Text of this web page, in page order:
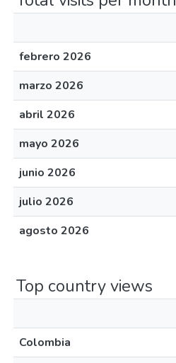
febrero 2026
marzo 2026
abril 2026
mayo 2026
junio 2026
julio 2026
agosto 2026
Top country views
Colombia